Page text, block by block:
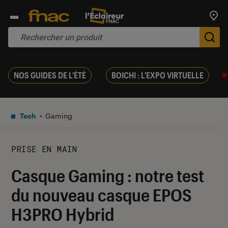
NOS GUIDES DE L'ÉTÉ BOICHI : L'EXPO VIRTUELLE
Tech Gaming
PRISE EN MAIN
Casque Gaming : notre test
du nouveau casque EPOS
H3PRO Hybrid